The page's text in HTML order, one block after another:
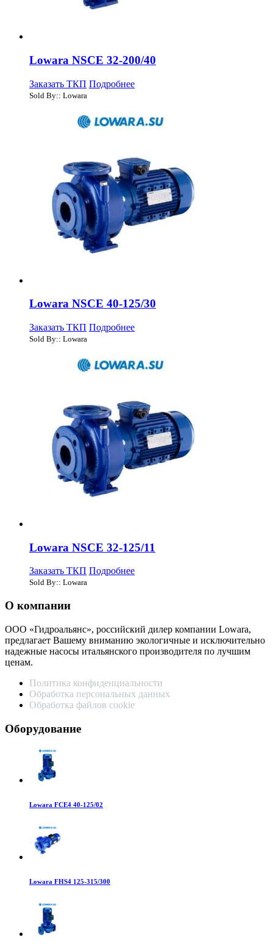
Lowara NSCE 32-200/40
Заказать ТКП Подробнее
Sold By:: Lowara
Lowara NSCE 40-125/30
Заказать ТКП Подробнее
Sold By:: Lowara
Lowara NSCE 32-125/11
Заказать ТКП Подробнее
Sold By:: Lowara
О компании
ООО «Гидроальянс», российский дилер компании Lowara,
предлагает Вашему вниманию экологичные и исключительно
надежные насосы итальянского производителя по лучшим
ценам.
Политика конфиденциальности
Обработка персональных данных
Обработка файлов cookie
Оборудование
Lowara FCE4 40-125/02
Lowara FHS4 125-315/300